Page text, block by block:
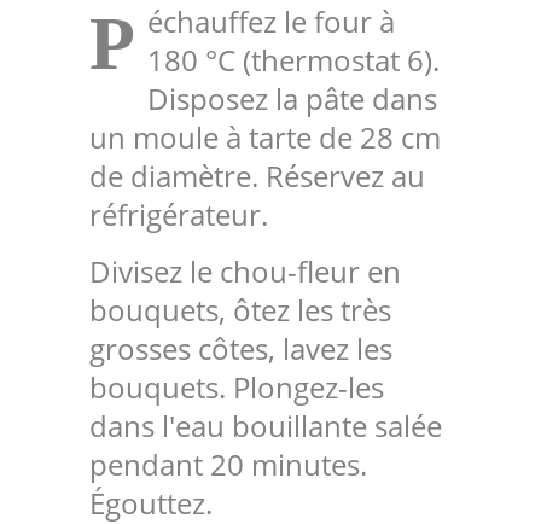
P échauffez le four à
180 °C (thermostat 6).
Disposez la pâte dans
un moule à tarte de 28 cm
de diamètre. Réservez au
réfrigérateur.
Divisez le chou-fleur en
bouquets, ôtez les très
grosses côtes, lavez les
bouquets. Plongez-les
dans l'eau bouillante salée
pendant 20 minutes.
Égouttez.